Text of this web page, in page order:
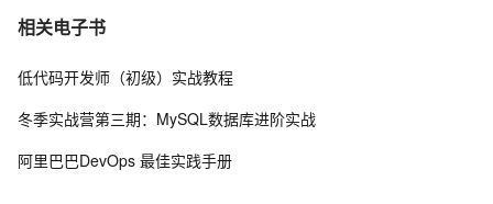
10
相关电子书
低代码开发师（初级）实战教程
冬季实战营第三期：MySQL数据库进阶实战
阿里巴巴DevOps 最佳实践手册